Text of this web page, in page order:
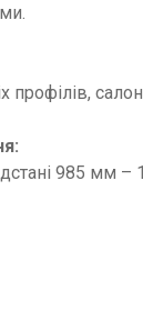
профілів,
985 мм